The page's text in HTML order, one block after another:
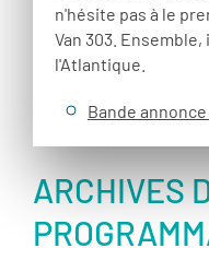
n'hésite pas à le
Van 303.
l'Atlantique.
Bande annonce
ARCHIVES